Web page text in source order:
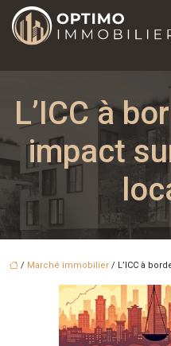
L’ICC à
impact
/ Marché immobilier / L’ICC à